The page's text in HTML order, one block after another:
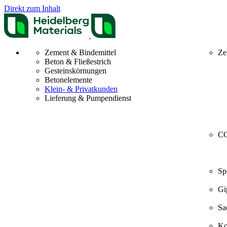
Direkt zum Inhalt
Zement & Bindemittel
Beton & Fließestrich
Gesteinskörnungen
Betonelemente
Klein- & Privatkunden
Lieferung & Pumpendienst